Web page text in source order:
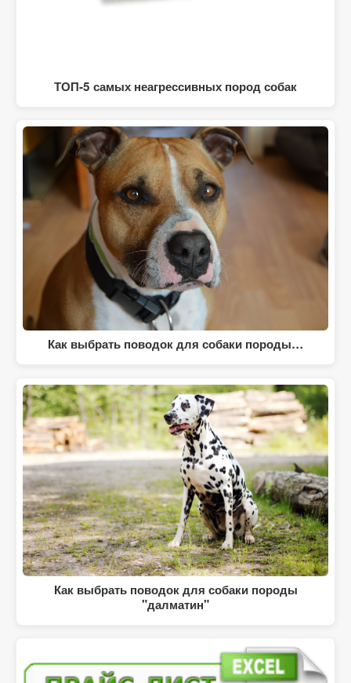
ТОП-5 самых неагрессивных пород собак
Как выбрать поводок для собаки породы…
Как выбрать поводок для собаки породы
"далматин"